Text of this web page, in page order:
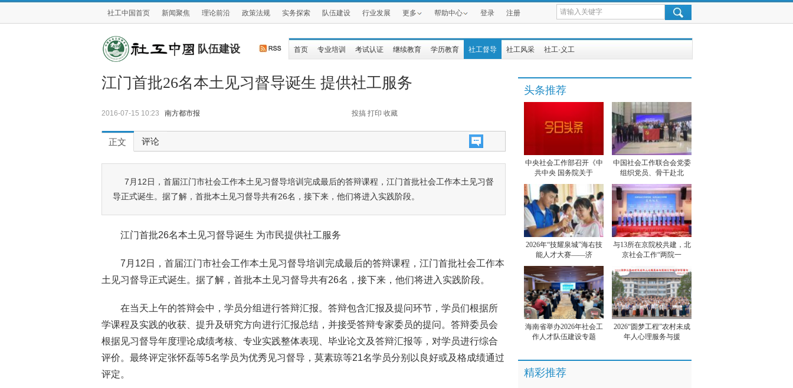
社工中国首页 新闻聚焦 理论前沿 政策法规 实务探索 队伍建设 行业发展 更多 帮助中心 登录 注册
队伍建设 首页 专业培训 考试认证 继续教育 学历教育 社工督导 社工风采 社工·义工
江门首批26名本土见习督导诞生 提供社工服务
2016-07-15 10:23 南方都市报 投搞 打印 收藏
正文 评论
7月12日，首届江门市社会工作本土见习督导培训完成最后的答辩课程，江门首批社会工作本土见习督
导正式诞生。据了解，首批本土见习督导共有26名，接下来，他们将进入实践阶段。
江门首批26名本土见习督导诞生 为市民提供社工服务
7月12日，首届江门市社会工作本土见习督导培训完成最后的答辩课程，江门首批社会工作本
土见习督导正式诞生。据了解，首批本土见习督导共有26名，接下来，他们将进入实践阶段。
在当天上午的答辩会中，学员分组进行答辩汇报。答辩包含汇报及提问环节，学员们根据所
学课程及实践的收获、提升及研究方向进行汇报总结，并接受答辩专家委员的提问。答辩委员会
根据见习督导年度理论成绩考核、专业实践整体表现、毕业论文及答辩汇报等，对学员进行综合
评价。最终评定张怀磊等5名学员为优秀见习督导，莫素琼等21名学员分别以良好或及格成绩通过
评定。
头条推荐
中央社会工作部召开《中
共中央 国务院关于
中国社会工作联合会党委
组织党员、骨干赴北
2026年“技耀泉城”海右技
能人才大赛——济
与13所在京院校共建，北
京社会工作“两院一
海南省举办2026年社会工
作人才队伍建设专题
2026“圆梦工程”农村未成
年人心理服务与援
精彩推荐